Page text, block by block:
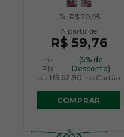
DeR$ 70,95
R$ 59,76
no
PIX
(5% de
Desconto)
ou R$ 62,90 no Cartão
COMPRAR